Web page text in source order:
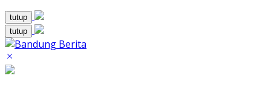
tutup
tutup